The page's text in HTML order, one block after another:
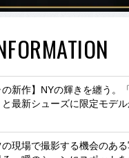
の新作】NYの輝きを纏う。
と最新シューズに限定モデ
の現場で撮影する機会のあ